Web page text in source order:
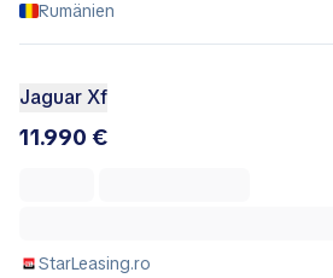
Rumänien
Jaguar Xf
11.990 €
StarLeasing.ro